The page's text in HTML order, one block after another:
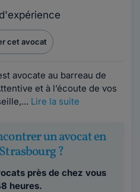
cet avocat
avocate au barreau de
et à l’écoute de vos
Lire la suite
un avocat en
?
près de chez vous
heures.